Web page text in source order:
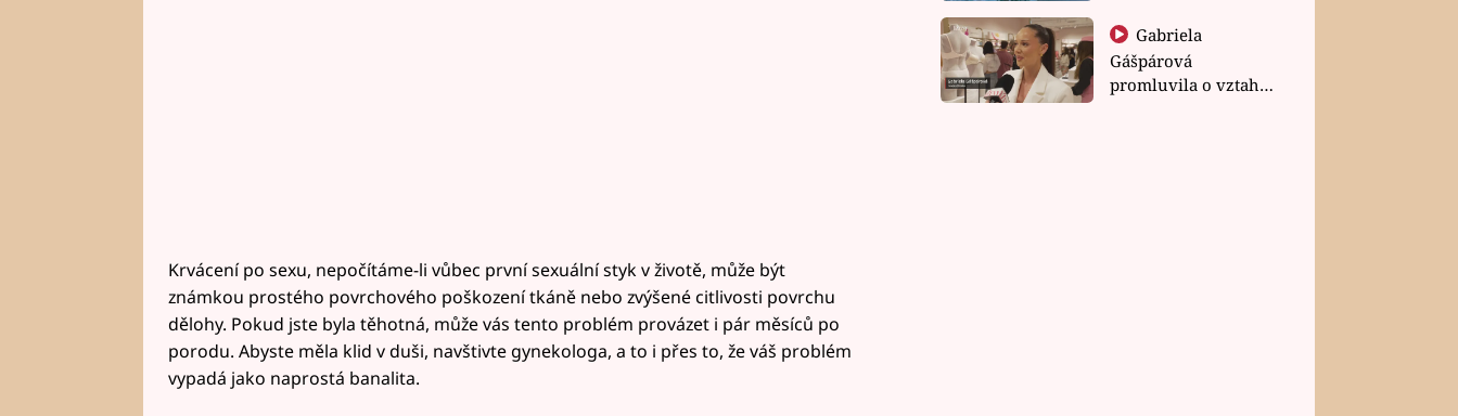
Krvácení po sexu, nepočítáme-li vůbec první sexuální styk v životě, může být
známkou prostého povrchového poškození tkáně nebo zvýšené citlivosti povrchu
dělohy. Pokud jste byla těhotná, může vás tento problém provázet i pár měsíců po
porodu. Abyste měla klid v duši, navštivte gynekologa, a to i přes to, že váš problém
vypadá jako naprostá banalita.
Gabriela
Gášpárová
promluvila o vztahu